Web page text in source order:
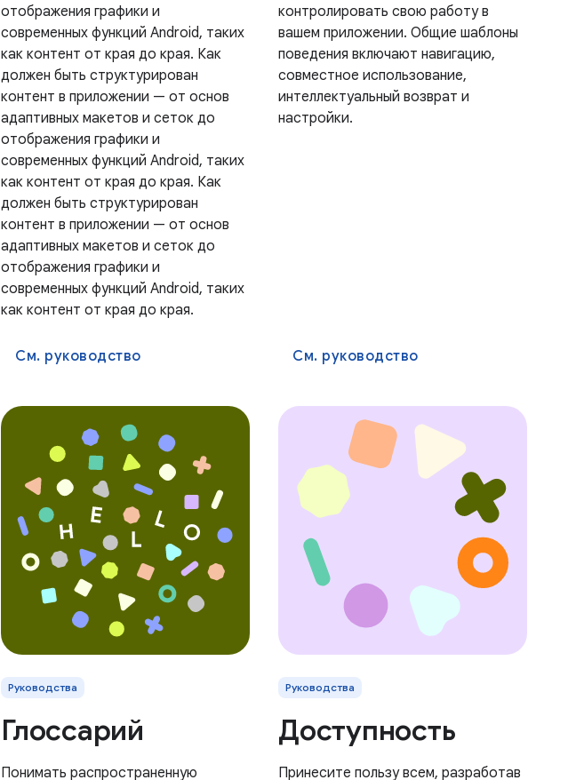
отображения графики и
современных функций Android, таких
как контент от края до края. Как
должен быть структурирован
контент в приложении — от основ
адаптивных макетов и сеток до
отображения графики и
современных функций Android, таких
как контент от края до края. Как
должен быть структурирован
контент в приложении — от основ
адаптивных макетов и сеток до
отображения графики и
современных функций Android, таких
как контент от края до края.
См. руководство
контролировать свою работу в
вашем приложении. Общие шаблоны
поведения включают навигацию,
совместное использование,
интеллектуальный возврат и
настройки.
См. руководство
Руководства
Глоссарий
Понимать распространенную
Руководства
Доступность
Принесите пользу всем, разработав